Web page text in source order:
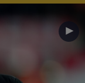
►